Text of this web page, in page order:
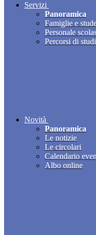
Servizi
Panoramica
Famiglie e
Personale
Percorsi di
Novità
Panoramica
Le notizie
Le circolari
Calendario
Albo online